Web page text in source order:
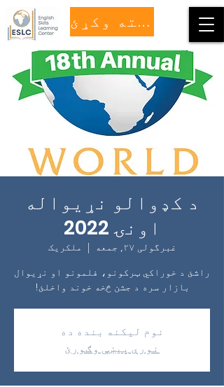
مرسته وکړئ
د کډوالو نړیواله
اونۍ 2022
غبرگولی ۲۷, جمعه
  |
ملکریک
راشئ د خوراکي ټرکونو، فلمونو او نړیوال
بازار سره د جشن څخه خوند واخلئ!
نوم لیکنه بنده ده
نورې پیښې وګورئ